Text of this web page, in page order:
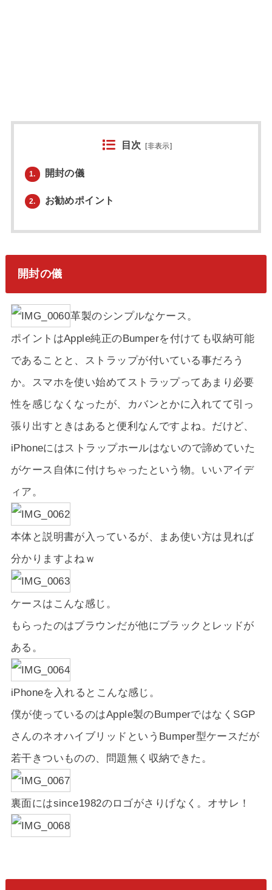
目次 [非表示]
1. 開封の儀
2. お勧めポイント
開封の儀
革製のシンプルなケース。
ポイントはApple純正のBumperを付けても収納可能
であることと、ストラップが付いている事だろう
か。スマホを使い始めてストラップってあまり必要
性を感じなくなったが、カバンとかに入れてて引っ
張り出すときはあると便利なんですよね。だけど、
iPhoneにはストラップホールはないので諦めていた
がケース自体に付けちゃったという物。いいアイデ
ィア。
本体と説明書が入っているが、まあ使い方は見れば
分かりますよねｗ
ケースはこんな感じ。
もらったのはブラウンだが他にブラックとレッドが
ある。
iPhoneを入れるとこんな感じ。
僕が使っているのはApple製のBumperではなくSGP
さんのネオハイブリッドというBumper型ケースだが
若干きついものの、問題無く収納できた。
裏面にはsince1982のロゴがさりげなく。オサレ！